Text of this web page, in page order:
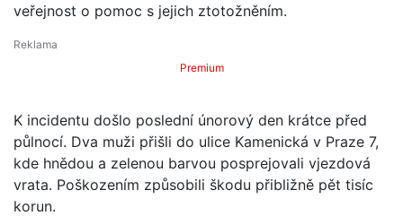
veřejnost o pomoc s jejich ztotožněním.
Premium
K incidentu došlo poslední únorový den krátce před
půlnocí. Dva muži přišli do ulice Kamenická v Praze 7,
kde hnědou a zelenou barvou posprejovali vjezdová
vrata. Poškozením způsobili škodu přibližně pět tisíc
korun.